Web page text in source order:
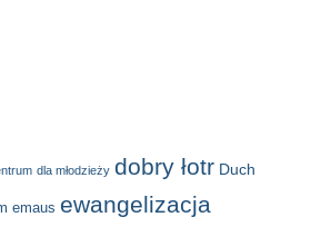
dla młodzieży dobry łotr Duch
emaus ewangelizacja